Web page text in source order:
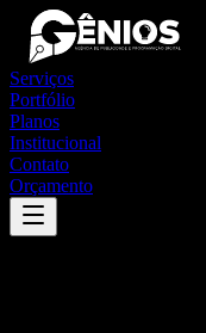
Serviços
Portfólio
Planos
Institucional
Contato
Orçamento